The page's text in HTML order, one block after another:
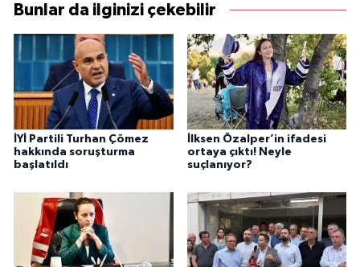
Bunlar da ilginizi çekebilir
İYİ Partili Turhan Çömez
hakkında soruşturma
başlatıldı
İlksen Özalper’in ifadesi
ortaya çıktı! Neyle
suçlanıyor?